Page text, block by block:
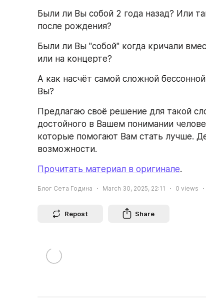
Были ли Вы собой 2 года назад? Или
после рождения?
Были ли Вы "собой" когда кричали
или на концерте?
А как насчёт самой сложной
Вы?
Предлагаю своё решение для такой
достойного в Вашем понимании
которые помогают Вам стать лучше.
возможности.
Прочитать материал в оригинале.
Блог Сета Година March 30, 2025, 22:11 0 views
Repost Share